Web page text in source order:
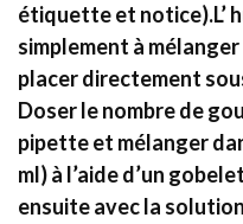
étiquette et notice).L’
simplement à
placer directement
Doser le nombre de
pipette et mélanger
ml) à l’aide d’un
ensuite avec la